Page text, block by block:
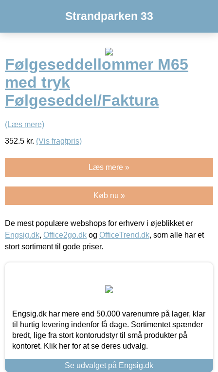
Strandparken 33
Følgeseddellommer M65
med tryk
Følgeseddel/Faktura
(Læs mere)
352.5 kr. (Vis fragtpris)
Læs mere »
Køb nu »
De mest populære webshops for erhverv i øjeblikket er
Engsig.dk, Office2go.dk og OfficeTrend.dk, som alle har et
stort sortiment til gode priser.
Engsig.dk har mere end 50.000 varenumre på lager, klar
til hurtig levering indenfor få dage. Sortimentet spænder
bredt, lige fra stort kontorudstyr til små produkter på
kontoret. Klik her for at se deres udvalg.
Se udvalget på Engsig.dk